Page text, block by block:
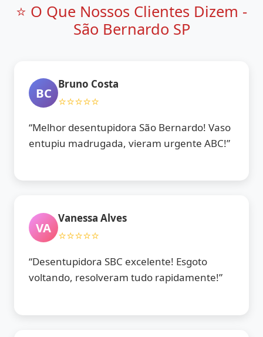
⭐ O Que Nossos Clientes Dizem -
São Bernardo SP
BC
Bruno Costa
⭐⭐⭐⭐⭐
“Melhor desentupidora São Bernardo! Vaso
entupiu madrugada, vieram urgente ABC!”
VA
Vanessa Alves
⭐⭐⭐⭐⭐
“Desentupidora SBC excelente! Esgoto
voltando, resolveram tudo rapidamente!”